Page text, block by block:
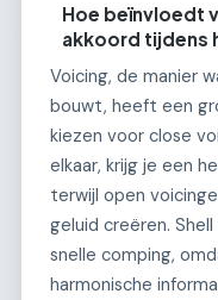
Hoe beïnvloedt
akkoord tijdens
Voicing, de manier
bouwt, heeft een
kiezen voor close
elkaar, krijg je een
terwijl open
geluid creëren.
snelle comping,
harmonische